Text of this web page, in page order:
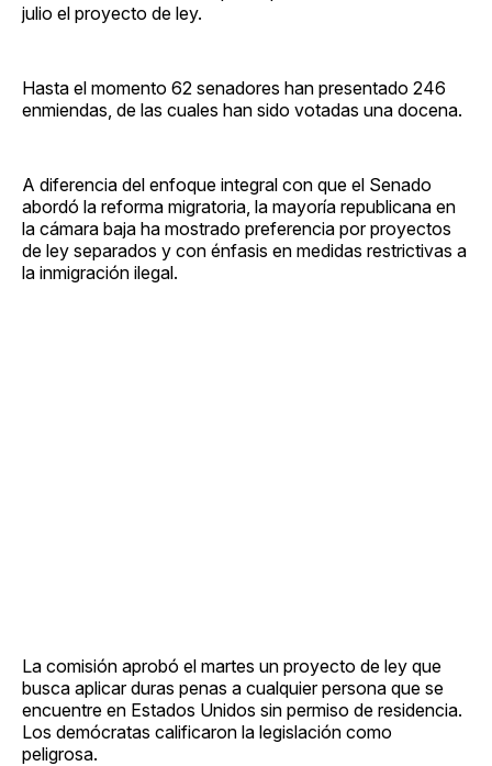
julio el proyecto de ley.
Hasta el momento 62 senadores han presentado 246
enmiendas, de las cuales han sido votadas una docena.
A diferencia del enfoque integral con que el Senado
abordó la reforma migratoria, la mayoría republicana en
la cámara baja ha mostrado preferencia por proyectos
de ley separados y con énfasis en medidas restrictivas a
la inmigración ilegal.
La comisión aprobó el martes un proyecto de ley que
busca aplicar duras penas a cualquier persona que se
encuentre en Estados Unidos sin permiso de residencia.
Los demócratas calificaron la legislación como
peligrosa.